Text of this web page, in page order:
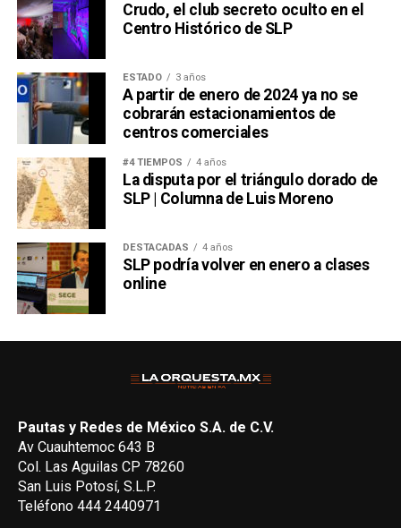
Crudo, el club secreto oculto en el
Centro Histórico de SLP
ESTADO 3 años
A partir de enero de 2024 ya no se
cobrarán estacionamientos de
centros comerciales
#4 TIEMPOS 4 años
La disputa por el triángulo dorado de
SLP | Columna de Luis Moreno
DESTACADAS 4 años
SLP podría volver en enero a clases
online
Pautas y Redes de México S.A. de C.V.
Av Cuauhtemoc 643 B
Col. Las Aguilas CP 78260
San Luis Potosí, S.L.P.
Teléfono 444 2440971